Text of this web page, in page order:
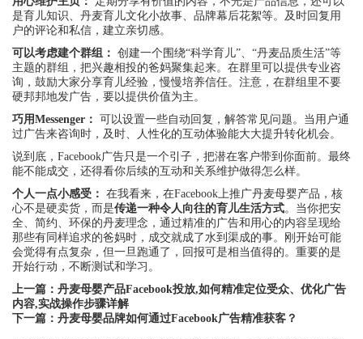
是育儿知识、丹麦育儿文化小故事、品牌幕后花絮等。及时回复用
户的评论和私信，建立亲切感。
可以考虑建个群组： 创建一个围绕“科学育儿”、“丹麦品质生活”等
主题的群组，把兴趣相投的爸妈聚集起来。在群里可以提供专业咨
询，鼓励大家分享育儿经验，慢慢培养信任。注意，在群组里不要
硬邦邦地发广告，要以提供价值为主。
巧用Messenger： 可以设置一些自动回复，解答常见问题。当用户通
过广告来咨询时，及时、人性化的互动体验能大大提升转化机会。
说到底，Facebook广告只是一个引子，把潜在客户带到你面前。最终
能不能成交，还得看你后续的互动和关系维护做得怎么样。
个人一点小感受： 在我看来，在Facebook上推广丹麦母婴产品，核
心不是硬卖货，而是传递一种令人向往的育儿生活方式。当你把安
全、简约、环保的丹麦理念，通过精准的广告和用心的内容呈现给
那些有同样追求的爸妈时，成交就成了水到渠成的事。刚开始可能
会觉得有点复杂，但一旦跑通了，回报可是相当值得的。重要的是
开始行动，不断测试和学习。
上一篇： 丹麦母婴产品Facebook投放,如何精准定位受众、优化广告
内容,实战操作步骤详解
下一篇： 丹麦母婴品牌如何通过Facebook广告精准获客？